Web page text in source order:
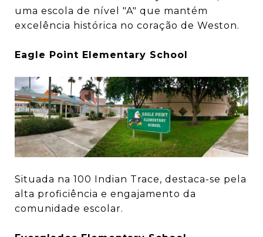
uma escola de nível "A" que mantém
excelência histórica no coração de Weston.
Eagle Point Elementary School
Situada na 100 Indian Trace, destaca-se pela
alta proficiência e engajamento da
comunidade escolar.